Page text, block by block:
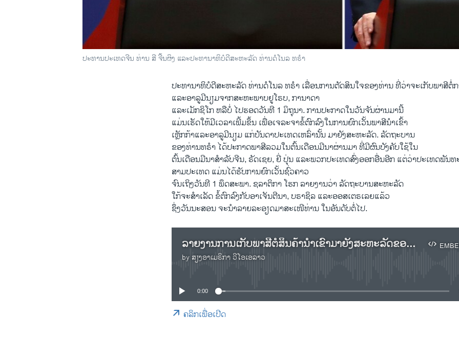
ປະທານປະເທດຈີນ ທ່ານ ສີ ຈີ້ນຜິງ ແລະປະທານາທິບໍດີ​ສະຫະລັດ ທ່ານດໍ​ໂນ​ລ ທຣຳ
ປະທານາທິບໍດີ​ສະຫະລັດ ທ່ານດໍ​ໂນ​ລ ທຣຳ ​ເລື່ອນ​ການ​ຕັດສິນ​ໃຈ​ຂອງ​ທ່ານ ທີ່​ວ່າ​ຈະ​ເກັບພາສີຕໍ່​ກ
ແລະ​ອາ​ລູມີ​ນຽ​ມຈາກ​ສະຫະພາບຢູ​ໂຣບ, ກາ​ນາ​ດາ ​
ແລະ​ເມັກ​ຊິ​ໂກ ຫລືບໍ່ ໄປຮອດວັນ​ທີ 1 ມິຖຸນາ. ການ​ປະກາດ​ໃນ​ວັນຈັນຜ່ານມານີ້ ​
ແມ່ນເຮັດໃຫ້ມີ​ເວລາເພີ້ມຂຶ້ນ ເພື່ອເຈລະຈາຂໍ້​ຕົກລົງໃນການ​ຍົກ​ເວັ້ນພາສີ​ນຳ​ເຂົ້າ
ເຫຼັກ​ກ້າ​ແລະ​ອາ​ລູມີ​ນຽມ ແກ່​ບັນດາ​ປະ​ເທດ​ເຫລົ່ານັ້ນ ມາ​ຍັງ​ສະຫະລັດ. ລັດຖະບານ​
ຂອງ​ທ່ານ​ທຣຳ ​ໄດ້​ປະກາດ​ພາສີ​ລວມ​ໃນ​ຕົ້ນ​ເດືອນ​ມີນາຜ່ານມາ ທີ່​ມີ​ຜົນ​ບັງຄັບ​ໃຊ້ໃນ
ຕົ້ນເດືອນມີນາສຳລັບ​ຈີນ, ຣັດ​ເຊຍ, ຍີ່ ປຸ່ນ ​ແລະ​ພວກປະເທດ​ສົ່ງ​ອອກອື່ນອີກ ​ແຕ່​ວ່າ​ປະເທດພັນ
ສາມປະເທດ ແມ່ນໄດ້​ຮັບ​ການ​ຍົກ​ເວັ້ນຊົ່ວ​ຄາວ
ຈົນ​ເຖິງວັນ​ທີ 1 ພຶດສະພາ. ຊລາ​ຕິ​ກາ ​ໂຮ​ກ ລາຍ​ງານວ່າ ​ລັດຖະບານ​ສະຫະລັດ
ໃກ້ຈະ​ສຳ​ເລັດ ​ຂໍ້​ຕົກລົງກັບ​ອາເຈັນ​ຕີ​ນາ, ບຣາຊິ​ລ ​ແລະ​ອອສ​ເຕຣ​ເລຍແລ້ວ
ຊຶ່ງວັນນະ​ສອນ ຈະນຳ​ລາຍລະ​ອຽດມາສະ​ເໜີ​ທ່ານ ​ໃນ​ອັນ​ດັບ​ຕໍ່​ໄປ.
ລາຍງານການເກັບພາສີຕໍ່ສິນຄ້ານຳເຂົ້າມາຍັງສະຫະລັດຂອງສະຫະລັດ
by ສຽງອາເມຣິກາ ວີໂອເອລາວ
0:00
ຄລິກເພື່ອເປີດ